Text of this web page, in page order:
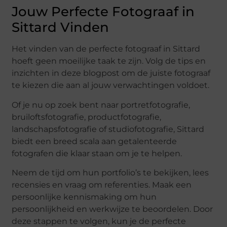
Jouw Perfecte Fotograaf in
Sittard Vinden
Het vinden van de perfecte fotograaf in Sittard
hoeft geen moeilijke taak te zijn. Volg de tips en
inzichten in deze blogpost om de juiste fotograaf
te kiezen die aan al jouw verwachtingen voldoet.
Of je nu op zoek bent naar portretfotografie,
bruiloftsfotografie, productfotografie,
landschapsfotografie of studiofotografie, Sittard
biedt een breed scala aan getalenteerde
fotografen die klaar staan om je te helpen.
Neem de tijd om hun portfolio’s te bekijken, lees
recensies en vraag om referenties. Maak een
persoonlijke kennismaking om hun
persoonlijkheid en werkwijze te beoordelen. Door
deze stappen te volgen, kun je de perfecte